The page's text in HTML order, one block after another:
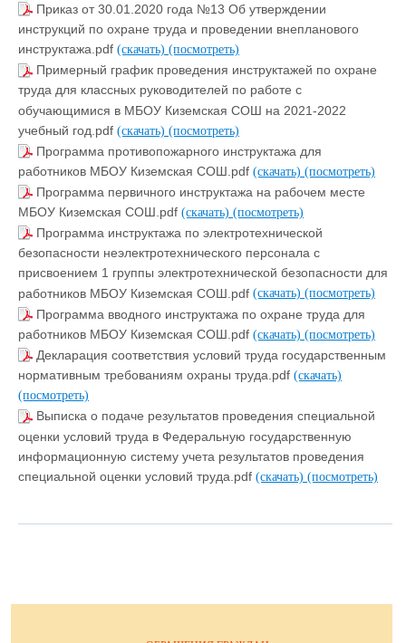
Приказ от 30.01.2020 года №13 Об утверждении
инструкций по охране труда и проведении внепланового
инструктажа.pdf (скачать) (посмотреть)
Примерный график проведения инструктажей по охране
труда для классных руководителей по работе с
обучающимися в МБОУ Киземская СОШ на 2021-2022
учебный год.pdf (скачать) (посмотреть)
Программа противопожарного инструктажа для
работников МБОУ Киземская СОШ.pdf (скачать) (посмотреть)
Программа первичного инструктажа на рабочем месте
МБОУ Киземская СОШ.pdf (скачать) (посмотреть)
Программа инструктажа по электротехнической
безопасности неэлектротехнического персонала с
присвоением 1 группы электротехнической безопасности для
работников МБОУ Киземская СОШ.pdf (скачать) (посмотреть)
Программа вводного инструктажа по охране труда для
работников МБОУ Киземская СОШ.pdf (скачать) (посмотреть)
Декларация соответствия условий труда государственным
нормативным требованиям охраны труда.pdf (скачать)
(посмотреть)
Выписка о подаче результатов проведения специальной
оценки условий труда в Федеральную государственную
информационную систему учета результатов проведения
специальной оценки условий труда.pdf (скачать) (посмотреть)